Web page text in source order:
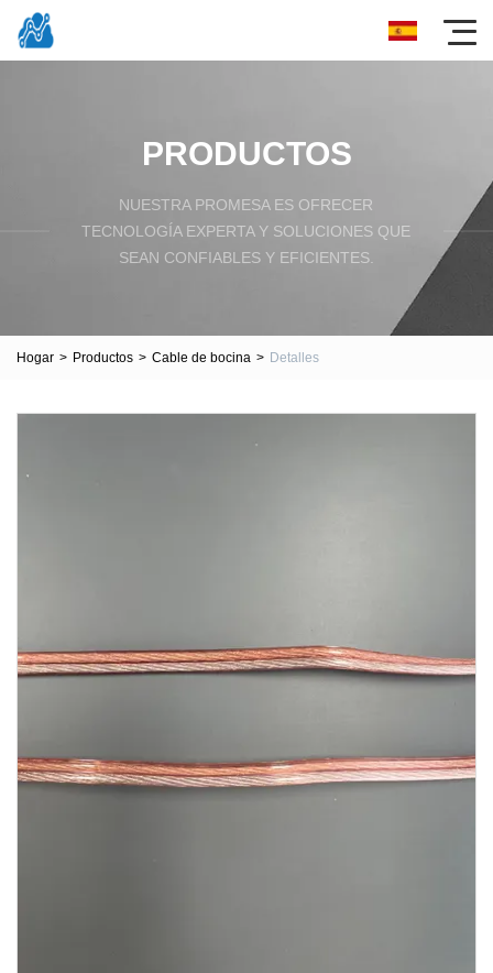
PRODUCTOS
NUESTRA PROMESA ES OFRECER
TECNOLOGÍA EXPERTA Y SOLUCIONES QUE
SEAN CONFIABLES Y EFICIENTES.
Hogar > Productos > Cable de bocina > Detalles